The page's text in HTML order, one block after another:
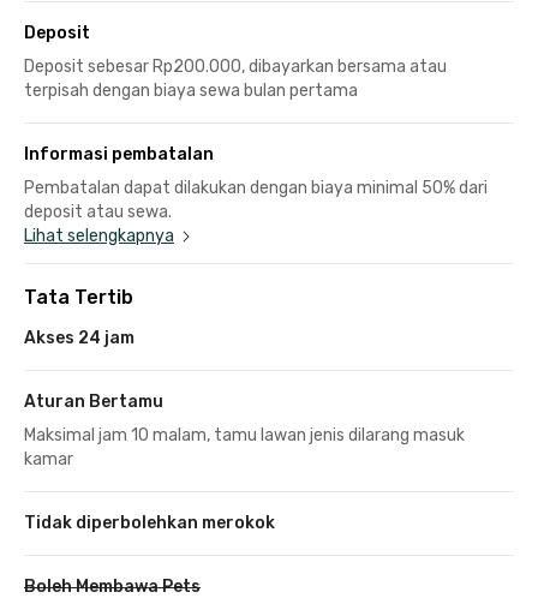
Deposit
Deposit sebesar Rp200.000, dibayarkan bersama atau
terpisah dengan biaya sewa bulan pertama
Informasi pembatalan
Pembatalan dapat dilakukan dengan biaya minimal 50% dari
deposit atau sewa.
Lihat selengkapnya
Tata Tertib
Akses 24 jam
Aturan Bertamu
Maksimal jam 10 malam, tamu lawan jenis dilarang masuk
kamar
Tidak diperbolehkan merokok
Boleh Membawa Pets